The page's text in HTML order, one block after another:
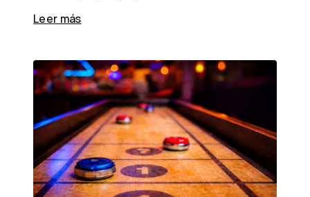
Leer más